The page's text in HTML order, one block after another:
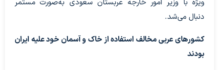
ویژه با وزیر امور خارجه عربستان سعودی به‌صورت مستمر
دنبال می‌شد.
کشورهای عربی مخالف استفاده از خاک و آسمان خود علیه ایران
بودند